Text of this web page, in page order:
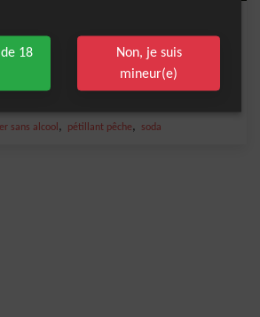
italien met en valeur les liqueurs amères du
sans alcool , pétillant pêche, soda
18
Non, je suis
mineur(e)